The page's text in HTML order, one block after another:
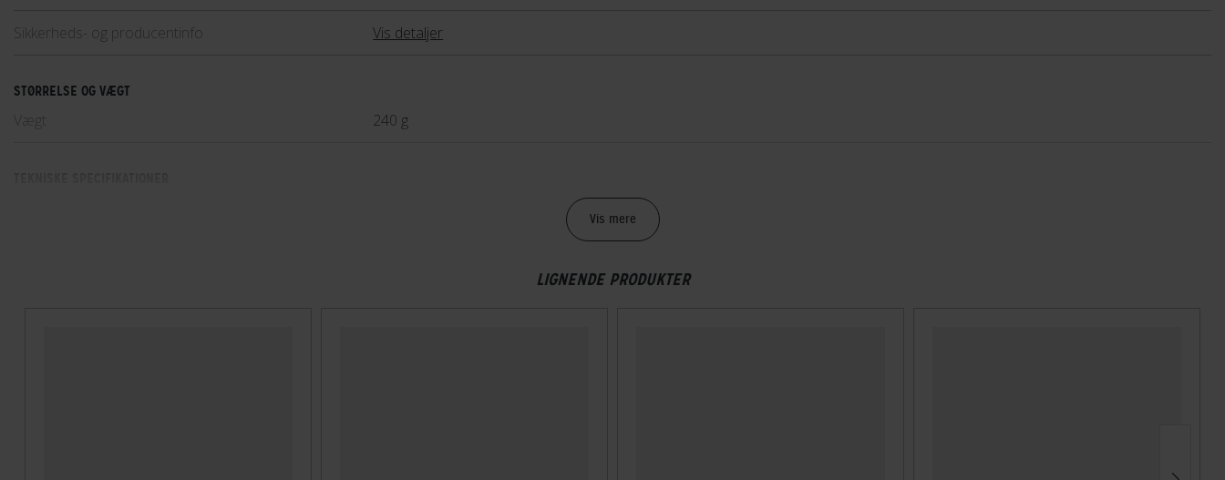
Sikkerheds- og producentinfo Vis detaljer
STØRRELSE OG VÆGT
Vægt 240 g
Vis mere
LIGNENDE PRODUKTER